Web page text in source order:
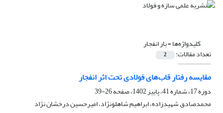
کلیدواژه‌ها =بار انفجار
تعداد مقالات: 2
مقایسه رفتار قاب‌های فولادی تحت اثر انفجار
دوره 17، شماره 41، پاییز 1402، صفحه
26-39
محمدصادق شهیدزاده، ابراهیم شاهلونژاد، امیرحسین درخشان نژاد